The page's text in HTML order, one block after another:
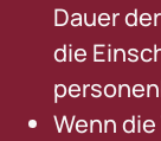
Dauer
die
Wenn